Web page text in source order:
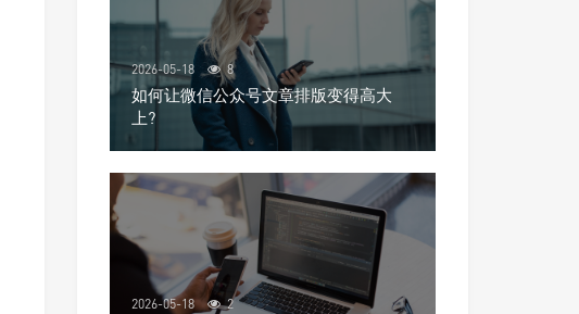
2026-05-18 8
如何让微信公众号文章排版变得高大
上?
2026-05-18 2